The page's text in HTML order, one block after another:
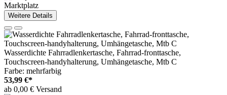
Marktplatz
Weitere Details
Wasserdichte Fahrradlenkertasche, Fahrrad-fronttasche,
Touchscreen-handyhalterung, Umhängetasche, Mtb C
Farbe: mehrfarbig
53,99 €*
ab 0,00 € Versand